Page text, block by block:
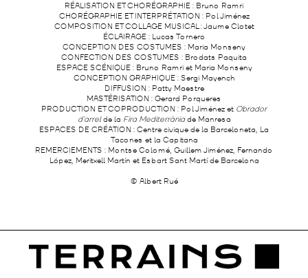
RÉALISATION ET CHORÉGRAPHIE : Bruno Ramri
CHORÉGRAPHIE ET INTERPRÉTATION : Pol Jiménez
COMPOSITION ET COLLAGE MUSICAL : Jaume Clotet
ÉCLAIRAGE : Lucas Tornero
CONCEPTION DES COSTUMES : Maria Monseny
CONFECTION DES COSTUMES : Brodats Paquita
ESPACE SCÉNIQUE : Bruno Ramri et Maria Monseny
CONCEPTION GRAPHIQUE : Sergi Mayench
DIFFUSION : Patty Maestre
MASTÉRISATION : Gerard Porqueres
PRODUCTION ET COPRODUCTION : Pol Jiménez et Obrador
d’arrelde la Fira Mediterràniade Manresa
ESPACES DE CRÉATION : Centre civique de la Barceloneta, La
Tacones et la Capitana
REMERCIEMENTS : Montse Colomé, Guillem Jiménez, Fernando
López, Meritxell Martín et Esbart Sant Martí de Barcelona
© Albert Rué